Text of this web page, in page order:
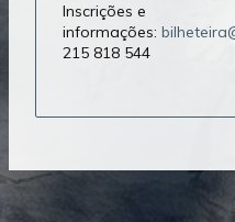
Inscrições e
informações:
215 818 544